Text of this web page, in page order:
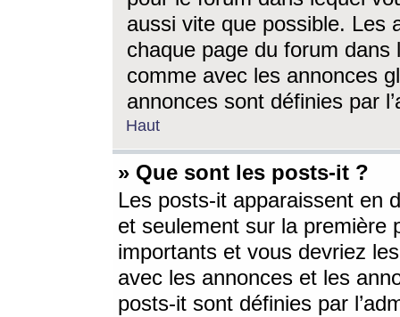
aussi vite que possible. Les
chaque page du forum dans
comme avec les annonces
annonces sont définies par
Haut
» Que sont les posts-it ?
Les posts-it apparaissent en
et seulement sur la première
importants et vous devriez
avec les annonces et les
posts-it sont définies par